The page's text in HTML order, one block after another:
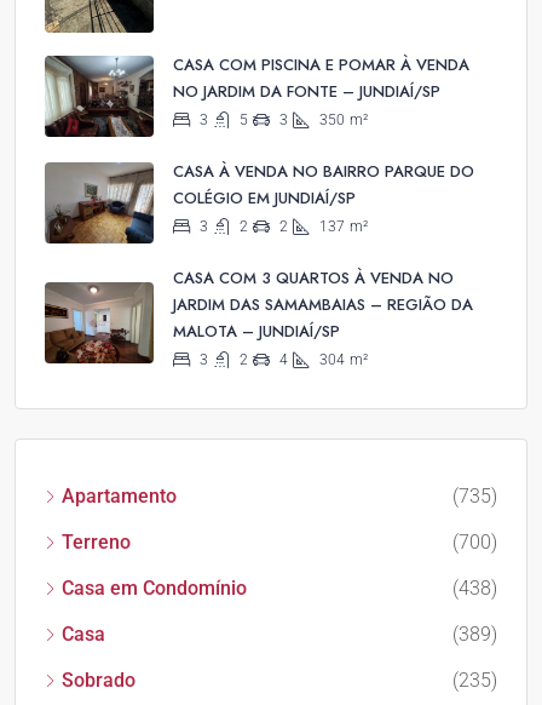
CASA COM PISCINA E POMAR À VENDA
NO JARDIM DA FONTE – JUNDIAÍ/SP
3 5 3 350 m²
CASA À VENDA NO BAIRRO PARQUE DO
COLÉGIO EM JUNDIAÍ/SP
3 2 2 137 m²
CASA COM 3 QUARTOS À VENDA NO
JARDIM DAS SAMAMBAIAS – REGIÃO DA
MALOTA – JUNDIAÍ/SP
3 2 4 304 m²
Apartamento
(735)
Terreno
(700)
Casa em Condomínio
(438)
Casa
(389)
Sobrado
(235)